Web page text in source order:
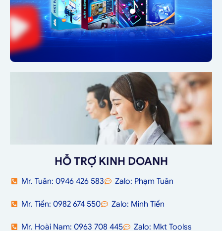
HỖ TRỢ KINH DOANH
Mr. Tuân: 0946 426 583 Zalo: Phạm Tuân
Mr. Tiến: 0982 674 550 Zalo: Minh Tiến
Mr. Hoài Nam: 0963 708 445 Zalo: Mkt Toolss